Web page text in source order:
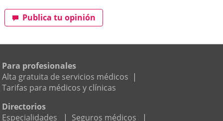
Publica tu opinión
Para profesionales
Alta gratuita de servicios médicos |
Tarifas para médicos y clínicas
Directorios
Especialidades
| Seguros médicos |